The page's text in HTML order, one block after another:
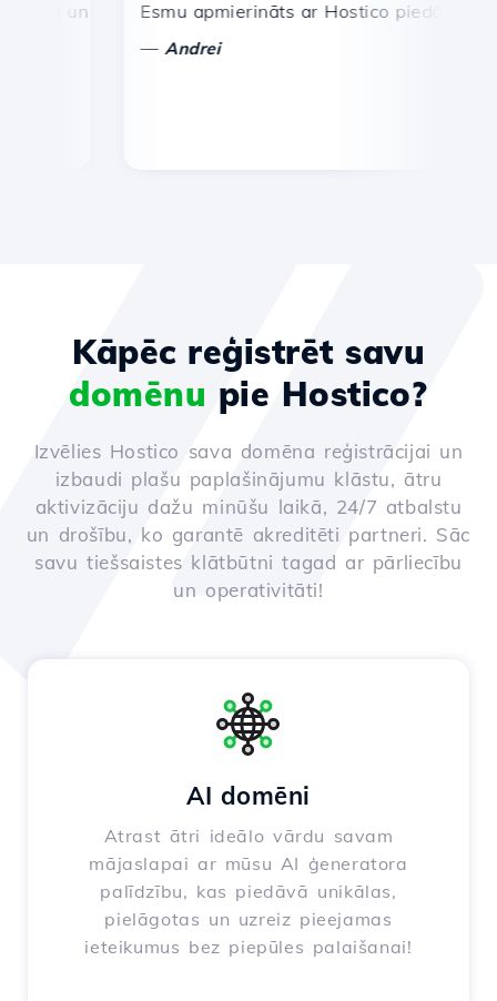
un efektīva tehniskā atbalsta dienests.
Esmu apmierināts ar Hostico piedāvātajiem
Andrei
Kāpēc reģistrēt savu
domēnu pie Hostico?
Izvēlies Hostico sava domēna reģistrācijai un
izbaudi plašu paplašinājumu klāstu, ātru
aktivizāciju dažu minūšu laikā, 24/7 atbalstu
un drošību, ko garantē akreditēti partneri. Sāc
savu tiešsaistes klātbūtni tagad ar pārliecību
un operativitāti!
AI domēni
Atrast ātri ideālo vārdu savam
mājaslapai ar mūsu AI ģeneratora
palīdzību, kas piedāvā unikālas,
pielāgotas un uzreiz pieejamas
ieteikumus bez piepūles palaišanai!